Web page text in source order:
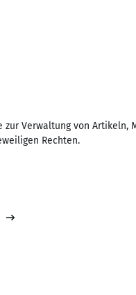
Verwaltung von Artikeln,
Rechten.